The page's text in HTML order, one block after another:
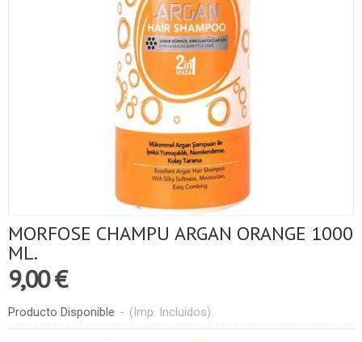
MORFOSE CHAMPU ARGAN ORANGE 1000
ML.
9,00 €
Producto Disponible - (Imp. Incluidos)